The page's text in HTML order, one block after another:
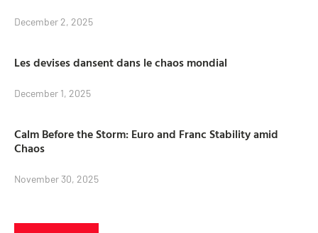
December 2, 2025
Les devises dansent dans le chaos mondial
December 1, 2025
Calm Before the Storm: Euro and Franc Stability amid
Chaos
November 30, 2025